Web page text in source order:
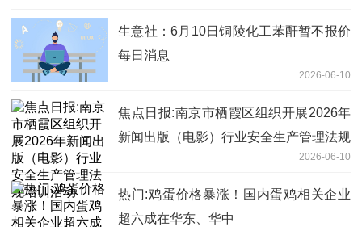
生意社：6月10日铜陵化工苯酐暂不报价
每日消息
2026-06-10
焦点日报:南京市栖霞区组织开展2026年
新闻出版（电影）行业安全生产管理法规
2026-06-10
热门:鸡蛋价格暴涨！国内蛋鸡相关企业
超六成在华东、华中